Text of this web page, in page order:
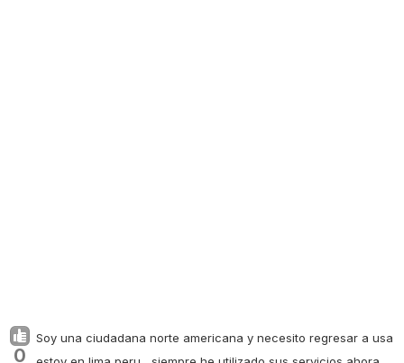
0
Soy una ciudadana norte americana y necesito regresar a usa